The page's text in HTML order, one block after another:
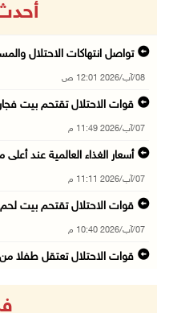
تواصل انتهاكات الاحتلال
08/آب/2026 12:01 ص
قوات الاحتلال تقتحم بيت
07/آب/2026 11:49 م
أسعار الغذاء العالمية عند أعلى
07/آب/2026 11:11 م
قوات الاحتلال تقتحم بيت لحم
07/آب/2026 10:40 م
قوات الاحتلال تعتقل طفلا
قوات الاحتلال تغلق مداخل